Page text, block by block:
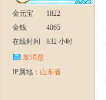
天
金元宝
1822
金钱
4065
在线时间
832 小时
发消息
IP属地： 山东省